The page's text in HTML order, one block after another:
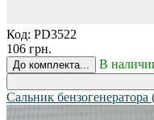
Код: PD3522
106 грн.
До комплекта... В
Сальник